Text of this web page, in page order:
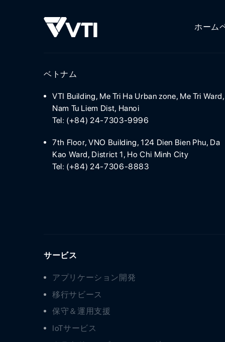
ホーム
ベトナム
VTI Building, Me Tri Ha Urban zone, Me Tri Ward,
Nam Tu Liem Dist, Hanoi
Tel: (+84) 24-7303-9996
7th Floor, VNO Building, 124 Dien Bien Phu, Da
Kao Ward, District 1, Ho Chi Minh City
Tel: (+84) 24-7306-8883
サービス
アプリケーション開発
移行サビース
保守＆運用支援
IoTサービス